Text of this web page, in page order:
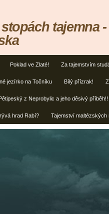
Poklad ve Zlaté! Za tajemstvím
jezírko na Točníku Bílý přízrak!
z Neprobylic a jeho děsivý příběh!!
hrad Rabí? Tajemství maltézských
tajemna